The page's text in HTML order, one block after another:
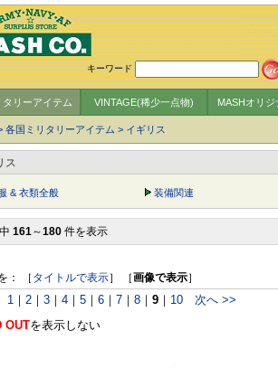
キーワード
タリーアイテム VINTAGE(稀少一点物) MASHオリ
各国ミリタリーアイテム > イギリス
ス
& 衣類全般 装備関連
161～180 件を表示
： ［ タイトルで表示］ ［画像で表示］
1 ｜ 2 ｜ 3 ｜ 4 ｜ 5 ｜ 6 ｜ 7 ｜ 8 ｜ 9 ｜ 10
次へ >>
OUTを表示しない